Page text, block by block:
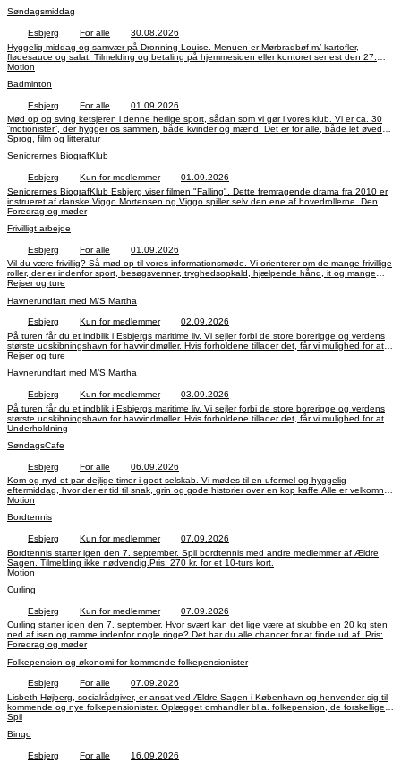
Søndagsmiddag
Esbjerg For alle
30.08.2026
Hyggelig middag og samvær på Dronning Louise. Menuen er Mørbradbøf m/ kartofler,
flødesauce og salat. Tilmelding og betaling på hjemmesiden eller kontoret senest den 27.
august, kl. 14.
Motion
Badminton
Esbjerg For alle
01.09.2026
Mød op og sving ketsjeren i denne herlige sport, sådan som vi gør i vores klub. Vi er ca. 30
”motionister”, der hygger os sammen, både kvinder og mænd. Det er for alle, både let øvede,
samt for øvede spillere. Pris: 400 kr. pr. halvår.
Sprog, film og litteratur
Seniorernes BiografKlub
Esbjerg Kun for medlemmer
01.09.2026
Seniorernes BiografKlub Esbjerg viser filmen "Falling". Dette fremragende drama fra 2010 er
instrueret af danske Viggo Mortensen og Viggo spiller selv den ene af hovedrollerne. Den
anden hovedrolle spilles af Lance Henriksen. De spiller søn og far. Sønnen er homoseksuel
Foredrag og møder
Frivilligt arbejde
Esbjerg For alle
01.09.2026
Vil du være frivillig? Så mød op til vores informationsmøde. Vi orienterer om de mange frivillige
roller, der er indenfor sport, besøgsvenner, tryghedsopkald, hjælpende hånd, it og mange
andre opgaver. Ingen tilmelding.
Rejser og ture
Havnerundfart med M/S Martha
Esbjerg Kun for medlemmer
02.09.2026
På turen får du et indblik i Esbjergs maritime liv. Vi sejler forbi de store borerigge og verdens
største udskibningshavn for havvindmøller. Hvis forholdene tillader det, får vi mulighed for at
se sæler på tæt hold. Tilmelding og betaling på hjemmesiden eller kontoret senest den 27.
Rejser og ture
Havnerundfart med M/S Martha
Esbjerg Kun for medlemmer
03.09.2026
På turen får du et indblik i Esbjergs maritime liv. Vi sejler forbi de store borerigge og verdens
største udskibningshavn for havvindmøller. Hvis forholdene tillader det, får vi mulighed for at
se sæler på tæt hold. Tilmelding og betaling på hjemmesiden eller kontoret senest den 27.
Underholdning
SøndagsCafe
Esbjerg For alle
06.09.2026
Kom og nyd et par dejlige timer i godt selskab. Vi mødes til en uformel og hyggelig
eftermiddag, hvor der er tid til snak, grin og gode historier over en kop kaffe.Alle er velkomne,
og tilmelding er ikke nødvendig. Pris: 30 kr. inkl. kaffe og kage.
Motion
Bordtennis
Esbjerg Kun for medlemmer
07.09.2026
Bordtennis starter igen den 7. september. Spil bordtennis med andre medlemmer af Ældre
Sagen. Tilmelding ikke nødvendig.Pris: 270 kr. for et 10-turs kort.
Motion
Curling
Esbjerg Kun for medlemmer
07.09.2026
Curling starter igen den 7. september. Hvor svært kan det lige være at skubbe en 20 kg sten
ned af isen og ramme indenfor nogle ringe? Det har du alle chancer for at finde ud af. Pris:
25,- pr. gang inkl. kaffe.
Foredrag og møder
Folkepension og økonomi for kommende folkepensionister
Esbjerg For alle
07.09.2026
Lisbeth Højberg, socialrådgiver, er ansat ved Ældre Sagen i København og henvender sig til
kommende og nye folkepensionister. Oplægget omhandler bl.a. folkepension, de forskellige
tillæg og boligstøtte. Tilmelding og betaling på hjemmesiden eller kontoret senest den 25.
Spil
Bingo
Esbjerg For alle
16.09.2026